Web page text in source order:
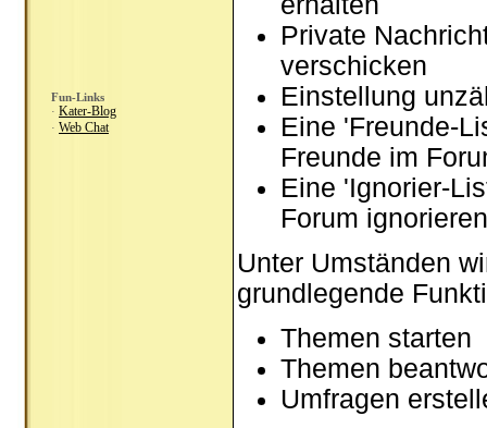
Fun-Links
· Kater-Blog
· Web Chat
Private
verschicken
Einstellung
Eine 'Freunde-
Freunde im
Eine 'Ignorier-
Forum
Unter Umständen
grundlegende
Themen starten
Themen
Umfragen